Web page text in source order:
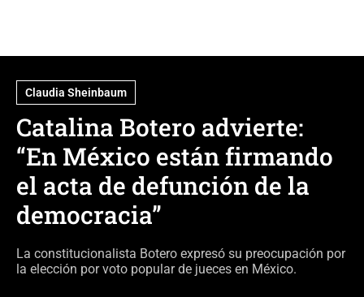
Claudia Sheinbaum
Catalina Botero advierte:
“En México están firmando
el acta de defunción de la
democracia”
La constitucionalista Botero expresó su preocupación por
la elección por voto popular de jueces en México.